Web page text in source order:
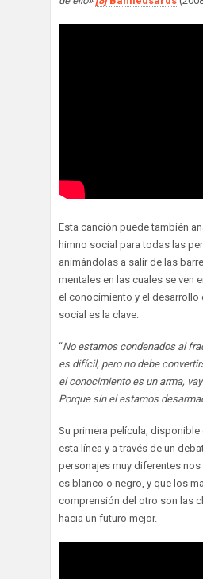
Esta canción puede también
himno social para todas las
animándolas a salir de las
mentales en las cuales se ven
el conocimiento y el desarrollo
social es la clave:
“No estamos condenados al
es difícil, pero no debe
el conocimiento es un arma,
Porque sin el estamos
Su primera película, disponible
esta línea y a través de un
personajes muy diferentes nos
es blanco o negro, y que los
comprensión del otro son las
hacia un futuro mejor.